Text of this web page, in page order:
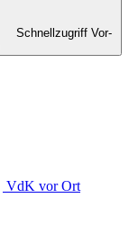
Schnellzugriff Vor-
VdK vor Ort